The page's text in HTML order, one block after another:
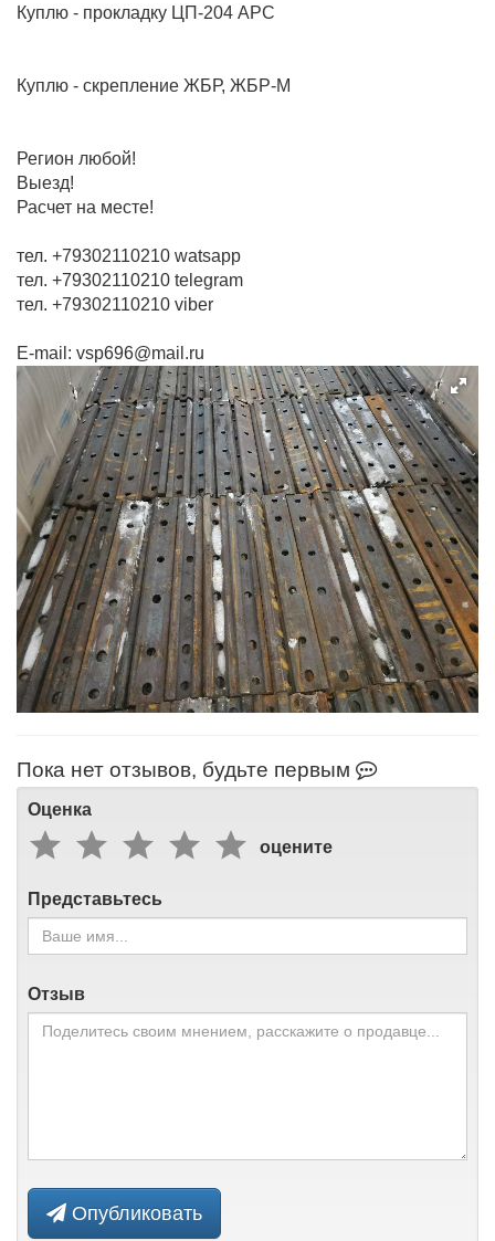
Куплю - прокладку ЦП-204 АРС
Куплю - скрепление ЖБР, ЖБР-М
Регион любой!
Выезд!
Расчет на месте!
тел. +79302110210 watsapp
тел. +79302110210 telegram
тел. +79302110210 viber
E-mail: vsp696@mail.ru
Пока нет отзывов, будьте первым
Оценка
оцените
Представьтесь
Отзыв
Опубликовать